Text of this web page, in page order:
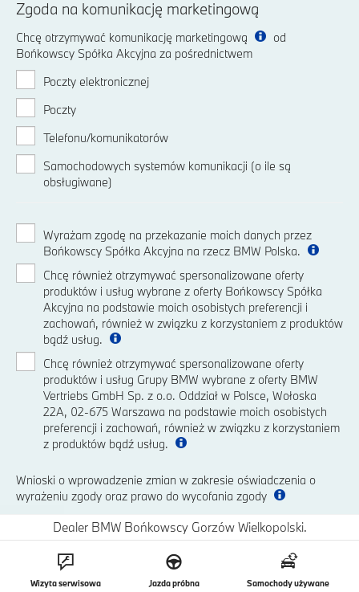
Zgoda na komunikację marketingową
Chcę otrzymywać komunikację marketingową
od
Bońkowscy Spółka Akcyjna za pośrednictwem
Poczty elektronicznej
Poczty
Telefonu/komunikatorów
Samochodowych systemów komunikacji (o ile są
obsługiwane)
Wyrażam zgodę na przekazanie moich danych przez
Bońkowscy Spółka Akcyjna na rzecz BMW Polska.
Chcę również otrzymywać spersonalizowane oferty
produktów i usług wybrane z oferty Bońkowscy Spółka
Akcyjna na podstawie moich osobistych preferencji i
zachowań, również w związku z korzystaniem z produktów
bądź usług.
Chcę również otrzymywać spersonalizowane oferty
produktów i usług Grupy BMW wybrane z oferty BMW
Vertriebs GmbH Sp. z o.o. Oddział w Polsce, Wołoska
22A, 02-675 Warszawa na podstawie moich osobistych
preferencji i zachowań, również w związku z korzystaniem
z produktów bądź usług.
Wnioski o wprowadzenie zmian w zakresie oświadczenia o
wyrażeniu zgody oraz prawo do wycofania zgody
Dealer BMW Bońkowscy Gorzów Wielkopolski.
Wizyta serwisowa Jazda próbna Samochody używane